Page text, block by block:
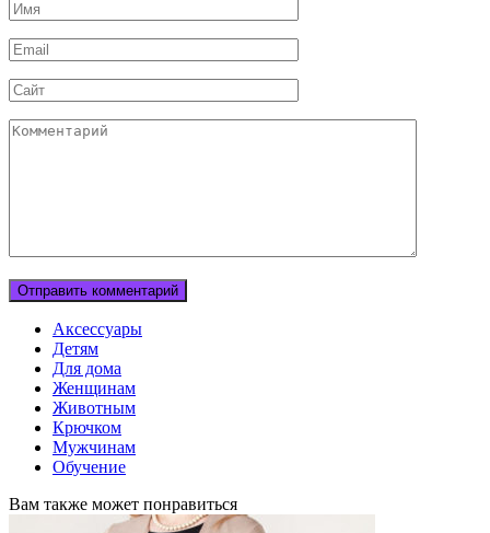
Имя
Email
Сайт
Комментарий
Аксессуары
Детям
Для дома
Женщинам
Животным
Крючком
Мужчинам
Обучение
Вам также может понравиться